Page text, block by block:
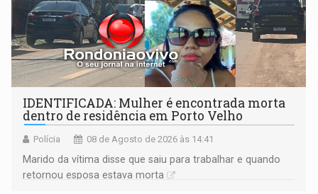
IDENTIFICADA: Mulher é encontrada morta
dentro de residência em Porto Velho
Polícia 08 de Agosto de 2026 às 14:41
Marido da vítima disse que saiu para trabalhar e quando
retornou esposa estava morta